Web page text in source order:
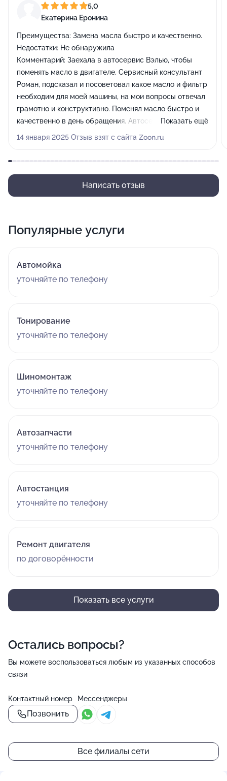
5,0
Екатерина Еронина
Преимущества: Замена масла быстро и качественно.
Недостатки: Не обнаружила
Комментарий: Заехала в автосервис Вэлью, чтобы
поменять масло в двигателе. Сервисный консультант
Роман, подсказал и посоветовал какое масло и фильтр
необходим для моей машины, на мои вопросы отвечал
грамотно и конструктивно. Поменял масло быстро и
качественно в день обращения. Автосервис очень
чистый, приятно находиться. Спасибо за проделанную
Показать ещё
14 января 2025 Отзыв взят с сайта Zoon.ru
Написать отзыв
Популярные услуги
Автомойка
уточняйте по телефону
Тонирование
уточняйте по телефону
Шиномонтаж
уточняйте по телефону
Автозапчасти
уточняйте по телефону
Автостанция
уточняйте по телефону
Ремонт двигателя
по договорённости
Показать все услуги
Остались вопросы?
Вы можете воспользоваться любым из указанных способов
связи
Контактный номер
Позвонить
Мессенджеры
Все филиалы сети